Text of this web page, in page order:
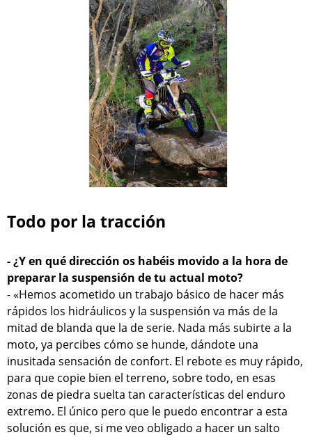
Todo por la tracción
- ¿Y en qué dirección os habéis movido a la hora de
preparar la suspensión de tu actual moto?
- «Hemos acometido un trabajo básico de hacer más
rápidos los hidráulicos y la suspensión va más de la
mitad de blanda que la de serie. Nada más subirte a la
moto, ya percibes cómo se hunde, dándote una
inusitada sensación de confort. El rebote es muy rápido,
para que copie bien el terreno, sobre todo, en esas
zonas de piedra suelta tan características del enduro
extremo. El único pero que le puedo encontrar a esta
solución es que, si me veo obligado a hacer un salto